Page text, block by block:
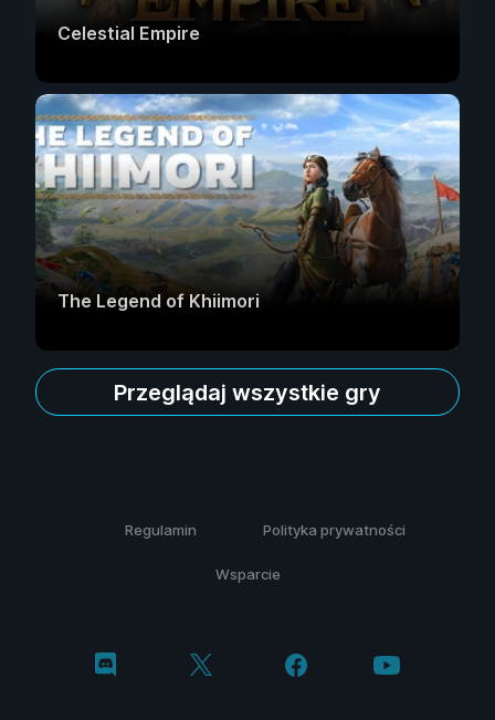
Celestial Empire
The Legend of Khiimori
Przeglądaj wszystkie gry
Regulamin Polityka prywatności
Wsparcie